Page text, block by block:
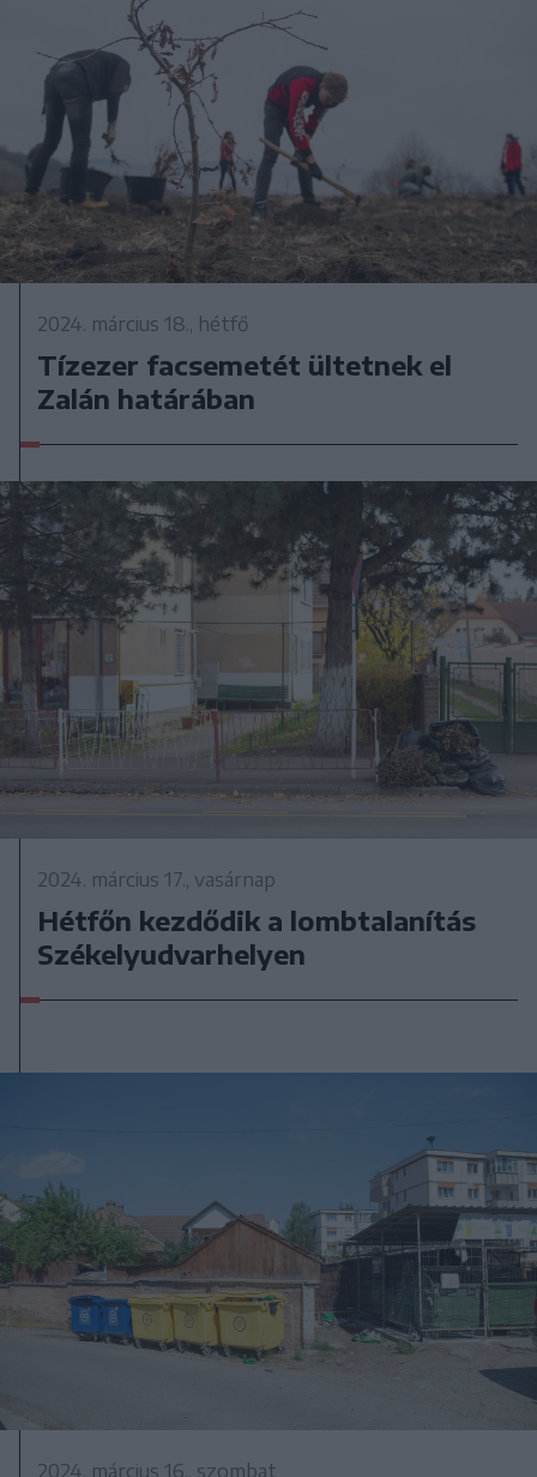
2024. március 18., hétfő
Tízezer facsemetét ültetnek el
Zalán határában
2024. március 17., vasárnap
Hétfőn kezdődik a lombtalanítás
Székelyudvarhelyen
2024. március 16., szombat